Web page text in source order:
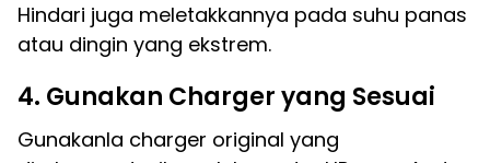
Hindari juga meletakkannya pada suhu panas
atau dingin yang ekstrem.
4. Gunakan Charger yang Sesuai
Gunakanla charger original yang